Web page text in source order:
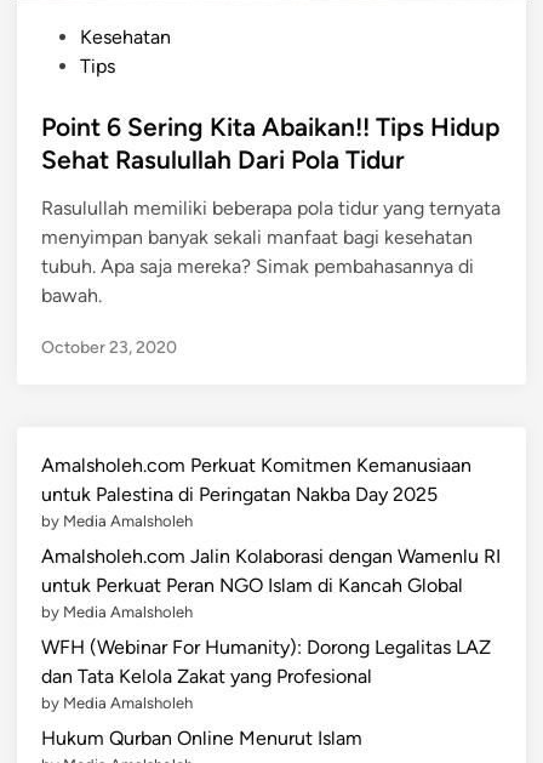
t
e
i
n
Kesehatan
Tips
Point 6 Sering Kita Abaikan!! Tips Hidup
Sehat Rasulullah Dari Pola Tidur
Rasulullah memiliki beberapa pola tidur yang ternyata
menyimpan banyak sekali manfaat bagi kesehatan
tubuh. Apa saja mereka? Simak pembahasannya di
bawah.
October 23, 2020
Amalsholeh.com Perkuat Komitmen Kemanusiaan
untuk Palestina di Peringatan Nakba Day 2025
by Media Amalsholeh
Amalsholeh.com Jalin Kolaborasi dengan Wamenlu RI
untuk Perkuat Peran NGO Islam di Kancah Global
by Media Amalsholeh
WFH (Webinar For Humanity): Dorong Legalitas LAZ
dan Tata Kelola Zakat yang Profesional
by Media Amalsholeh
Hukum Qurban Online Menurut Islam